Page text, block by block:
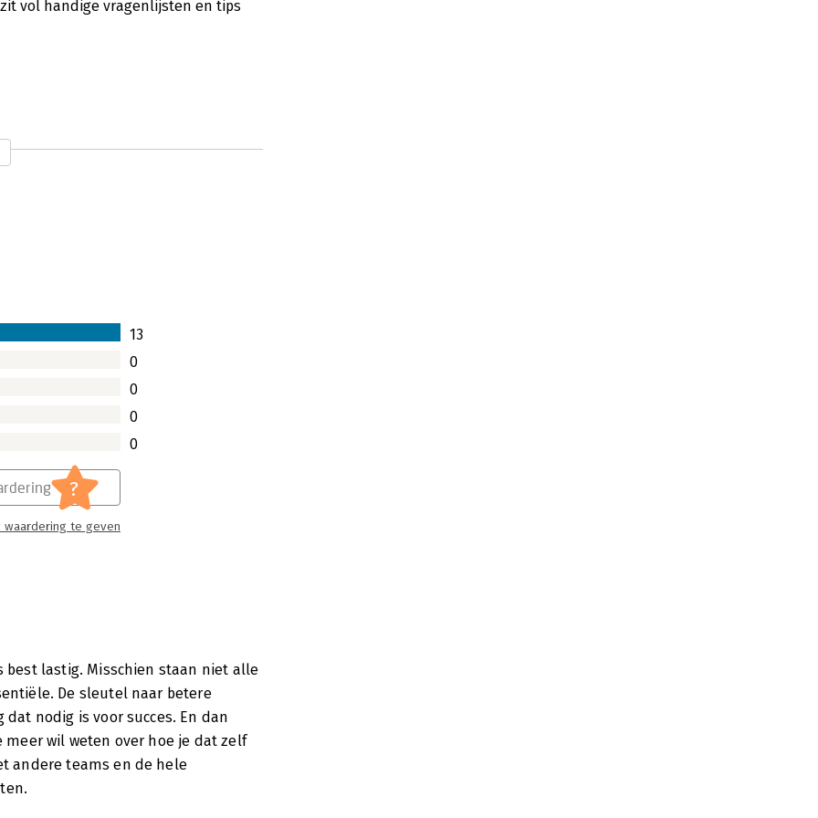
vol handige vragenlijsten en tips
mee om kan gaan.
boek'
Leiderschap van Marco
leidende accountants gaat.
13
0
0
0
0
?
waardering te geven
best lastig. Misschien staan niet alle
De sleutel naar betere
nodig is voor succes. En dan
wil weten over hoe je dat zelf
andere teams en de hele